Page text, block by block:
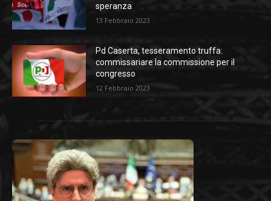
speranza
13 Febbraio 2023
Pd Caserta, tesseramento truffa:
commissariare la commissione per il
congresso
12 Febbraio 2023